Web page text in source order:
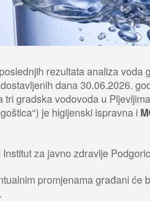
rezultata analiza voda
dana 30.06.2026.
tri gradska vodovoda u
je higijenski ispravna i
za javno zdravlje
promjenama građani će